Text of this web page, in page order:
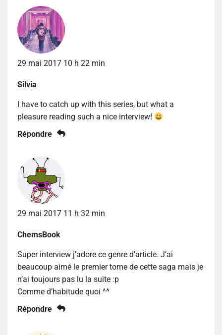
29 mai 2017 10 h 22 min
Silvia
I have to catch up with this series, but what a
pleasure reading such a nice interview!
Répondre
29 mai 2017 11 h 32 min
ChemsBook
Super interview j’adore ce genre d’article. J’ai
beaucoup aimé le premier tome de cette saga mais je
n’ai toujours pas lu la suite :p
Comme d’habitude quoi ^^
Répondre